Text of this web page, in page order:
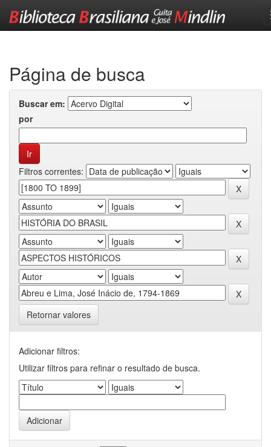
Página de busca
Buscar em:
por
Filtros correntes:
Retornar valores
Adicionar filtros:
Utilizar filtros para refinar o resultado de busca.